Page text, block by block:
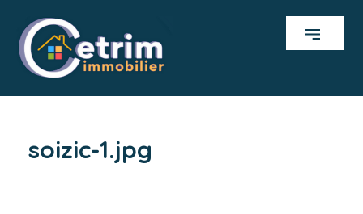
soizic-1.jpg